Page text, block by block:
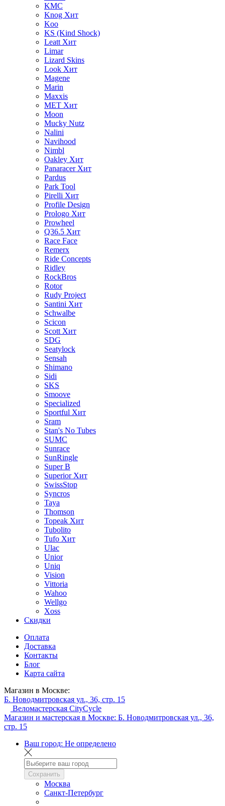
KMC
Knog Хит
Koo
KS (Kind Shock)
Leatt Хит
Limar
Lizard Skins
Look Хит
Magene
Marin
Maxxis
MET Хит
Moon
Mucky Nutz
Nalini
Navihood
Nimbl
Oakley Хит
Panaracer Хит
Pardus
Park Tool
Pirelli Хит
Profile Design
Prologo Хит
Prowheel
Q36.5 Хит
Race Face
Remerx
Ride Concepts
Ridley
RockBros
Rotor
Rudy Project
Santini Хит
Schwalbe
Scicon
Scott Хит
SDG
Seatylock
Sensah
Shimano
Sidi
SKS
Smoove
Specialized
Sportful Хит
Sram
Stan's No Tubes
SUMC
Sunrace
SunRingle
Super B
Superior Хит
SwissStop
Syncros
Taya
Thomson
Topeak Хит
Tubolito
Tufo Хит
Ulac
Unior
Uniq
Vision
Vittoria
Wahoo
Wellgo
Xoss
Скидки
Оплата
Доставка
Контакты
Блог
Карта сайта
Магазин в Москве:
Б. Новодмитровская ул., 36, стр. 15
Веломастерская CityCycle
Магазин и мастерская в Москве: Б. Новодмитровская ул., 36,
стр. 15
Ваш город: Не определено
Сохранить
Москва
Санкт-Петербург